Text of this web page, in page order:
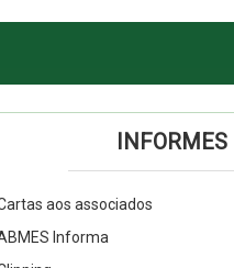
INFORMES
aos associados
Informa